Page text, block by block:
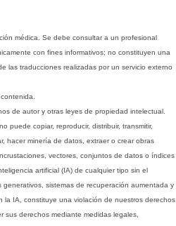
médica. Se debe consultar a un profesional
con fines informativos; no constituyen una
las traducciones realizadas por un servicio externo
de autor y otras leyes de propiedad intelectual.
puede copiar, reproducir, distribuir, transmitir,
hacer minería de datos, extraer o crear obras
vectores, conjuntos de datos o índices
artificial (IA) de cualquier tipo sin el
sistemas de recuperación aumentada y
IA, constituye una violación de nuestros derechos
derechos mediante medidas legales,